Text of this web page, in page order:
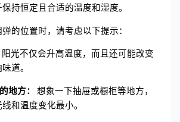
持恒定且合适的温度和湿度。
的位置时，请考虑以下提示：
阳光不仅会升高温度，而且还可能改变
道。
地方：想象一下抽屉或橱柜等地方，
和温度变化最小。